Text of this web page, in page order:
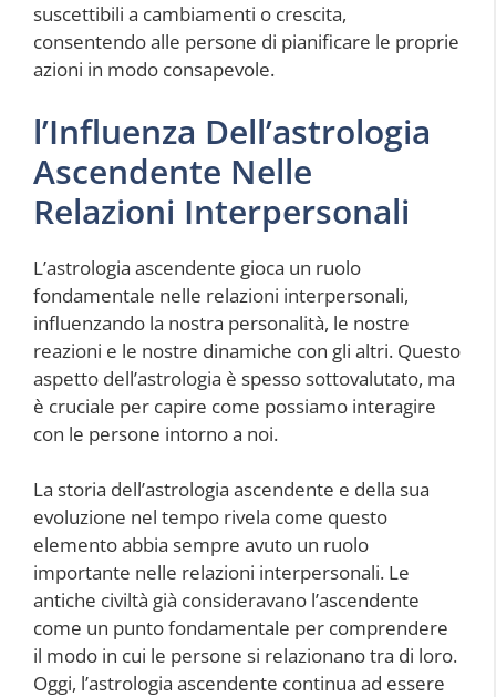
suscettibili a cambiamenti o crescita,
consentendo alle persone di pianificare le proprie
azioni in modo consapevole.
l’Influenza Dell’astrologia
Ascendente Nelle
Relazioni Interpersonali
L’astrologia ascendente gioca un ruolo
fondamentale nelle relazioni interpersonali,
influenzando la nostra personalità, le nostre
reazioni e le nostre dinamiche con gli altri. Questo
aspetto dell’astrologia è spesso sottovalutato, ma
è cruciale per capire come possiamo interagire
con le persone intorno a noi.
La storia dell’astrologia ascendente e della sua
evoluzione nel tempo rivela come questo
elemento abbia sempre avuto un ruolo
importante nelle relazioni interpersonali. Le
antiche civiltà già consideravano l’ascendente
come un punto fondamentale per comprendere
il modo in cui le persone si relazionano tra di loro.
Oggi, l’astrologia ascendente continua ad essere